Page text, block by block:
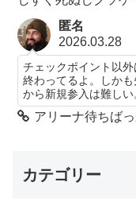
匿名
2026.03.28
チェックポイント以
終わってるよ。しか
から新規参入は難しい
アリーナ待ちば
カテゴリー